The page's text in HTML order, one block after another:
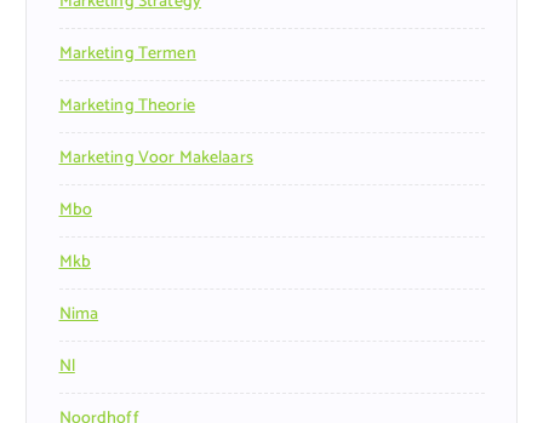
Marketing Termen
Marketing Theorie
Marketing Voor Makelaars
Mbo
Mkb
Nima
Nl